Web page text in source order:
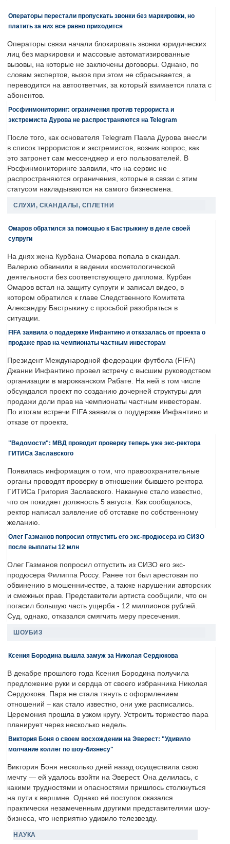
Операторы перестали пропускать звонки без маркировки, но
платить за них все равно приходится
Операторы связи начали блокировать звонки юридических
лиц без маркировки и массовые автоматизированные
вызовы, на которые не заключены договоры. Однако, по
словам экспертов, вызов при этом не сбрасывается, а
переводится на автоответчик, за который взимается плата с
абонентов.
Росфинмониторинг: ограничения против террориста и
экстремиста Дурова не распространяются на Telegram
После того, как основателя Telegram Павла Дурова внесли
в список террористов и экстремистов, возник вопрос, как
это затронет сам мессенджер и его пользователей. В
Росфинмониторинге заявили, что на сервис не
распространяются ограничения, которые в связи с этим
статусом накладываются на самого бизнесмена.
СЛУХИ, СКАНДАЛЫ, СПЛЕТНИ
Омаров обратился за помощью к Бастрыкину в деле своей
супруги
На днях жена Курбана Омарова попала в скандал.
Валерию обвинили в ведении косметологической
деятельности без соответствующего диплома. Курбан
Омаров встал на защиту супруги и записал видео, в
котором обратился к главе Следственного Комитета
Александру Бастрыкину с просьбой разобраться в
ситуации.
FIFA заявила о поддержке Инфантино и отказалась от проекта о
продаже прав на чемпионаты частным инвесторам
Президент Международной федерации футбола (FIFA)
Джанни Инфантино провел встречу с высшим руководством
организации в марокканском Рабате. На ней в том числе
обсуждался проект по созданию дочерней структуры для
продажи доли прав на чемпионаты частным инвесторам.
По итогам встречи FIFA заявила о поддержке Инфантино и
отказе от проекта.
"Ведомости": МВД проводит проверку теперь уже экс-ректора
ГИТИСа Заславского
Появилась информация о том, что правоохранительные
органы проводят проверку в отношении бывшего ректора
ГИТИСа Григория Заславского. Накануне стало известно,
что он покидает должность 5 августа. Как сообщалось,
ректор написал заявление об отставке по собственному
желанию.
Олег Газманов попросил отпустить его экс-продюсера из СИЗО
после выплаты 12 млн
Олег Газманов попросил отпустить из СИЗО его экс-
продюсера Филиппа Россу. Ранее тот был арестован по
обвинению в мошенничестве, а также нарушении авторских
и смежных прав. Представители артиста сообщили, что он
погасил большую часть ущерба - 12 миллионов рублей.
Суд, однако, отказался смягчить меру пресечения.
ШОУБИЗ
Ксения Бородина вышла замуж за Николая Сердюкова
В декабре прошлого года Ксения Бородина получила
предложение руки и сердца от своего избранника Николая
Сердюкова. Пара не стала тянуть с оформлением
отношений – как стало известно, они уже расписались.
Церемония прошла в узком кругу. Устроить торжество пара
планирует через несколько недель.
Виктория Боня о своем восхождении на Эверест: "Удивило
молчание коллег по шоу-бизнесу"
Виктория Боня несколько дней назад осуществила свою
мечту — ей удалось взойти на Эверест. Она делилась, с
какими трудностями и опасностями пришлось столкнуться
на пути к вершине. Однако её поступок оказался
практически незамеченным другими представителями шоу-
бизнеса, что неприятно удивило телезвезду.
НАУКА